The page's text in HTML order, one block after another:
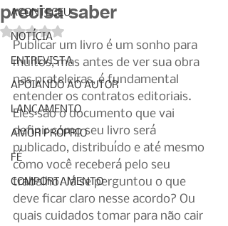
ACONTECEU
NOTÍCIA
ENTREVISTA
APOIANDO AO AUTOR
LANÇAMENTO
AMOR PRÓPRIO
FÉ
COMPORTAMENTO
precisa saber
Avaliado com NaN de 5 estrelas.
Publicar um livro é um sonho para
muitos, mas antes de ver sua obra
nas prateleiras, é fundamental
entender os contratos editoriais.
Eles são o documento que vai
definir como seu livro será
publicado, distribuído e até mesmo
como você receberá pelo seu
trabalho. Já se perguntou o que
deve ficar claro nesse acordo? Ou
quais cuidados tomar para não cair